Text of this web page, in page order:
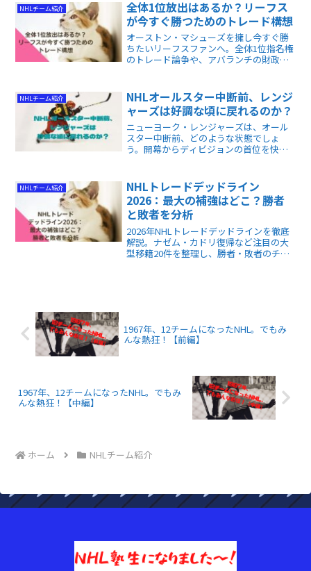
行した冷徹な「新陳代謝」の正体を暴き
ます。
NHLチーム紹介
全体1位放出はあるか？リーフス
が今すぐ勝つためのトレード構想
オーストン・マシューズを擁し今すぐ勝
ちたいリーフスファンへ。全体1位指名権
のトレード論争や、アバランチの財政難
と市場の歪みを突く千載一遇の好機が丸
わかりです。
NHLチーム紹介
NHLオールスター中断前、レンジ
ャーズは好調な頃に戻れるのか？
ニューヨーク・レンジャーズは、オール
スター中断前、どのような状態でしょ
う。開幕からディビジョンの首位を快走
の声を聞くなり、どうも行く手に暗雲が
立ち込め始めています。
NHLチーム紹介
NHLトレードデッドライン
2026：最大の補強はどこ？勝者
と敗者を分析
2026年NHLトレードデッドラインを徹底
解説。ナゼム・カドリ復帰など注目の大
型移籍20件を整理し、勝者・敗者のチー
1967年、12チームになったNHL。でもみ
んな熱狂！【前編】
1967年、12チームになったNHL。でもみ
んな熱狂！【中編】
ホーム NHLチーム紹介